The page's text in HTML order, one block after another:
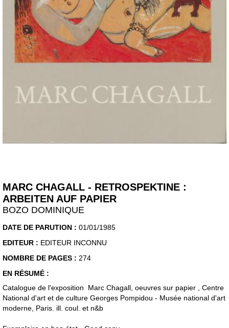
MARC CHAGALL - RETROSPEKTINE :
ARBEITEN AUF PAPIER
BOZO DOMINIQUE
DATE DE PARUTION : 01/01/1985
EDITEUR : EDITEUR INCONNU
NOMBRE DE PAGES : 274
EN RÉSUMÉ :
Catalogue de l'exposition Marc Chagall, oeuvres sur papier , Centre
National d'art et de culture Georges Pompidou - Musée national d'art
moderne, Paris. ill. coul. et n&b